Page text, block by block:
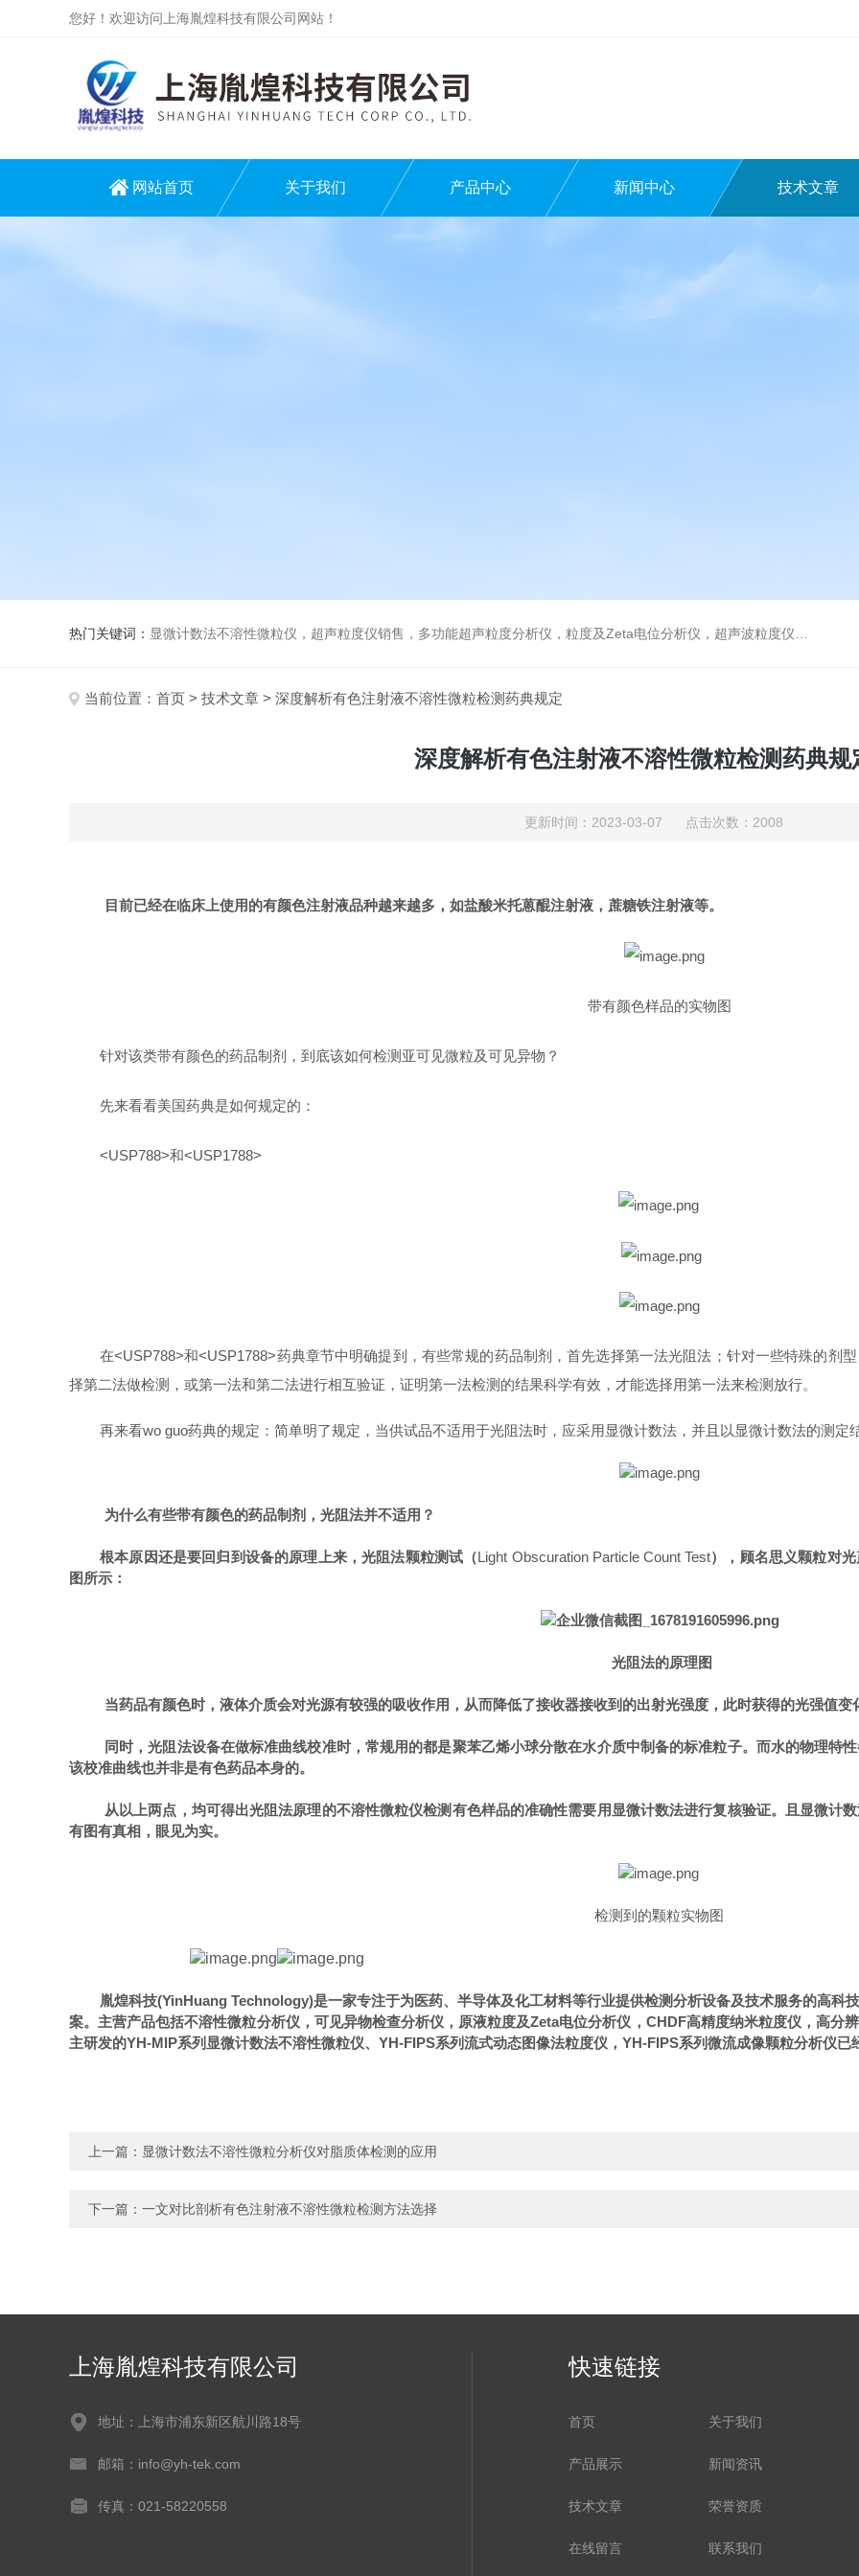
您好！欢迎访问上海胤煌科技有限公司网站！
网站首页 关于我们 产品中心 新闻中心 技术文章
热门关键词： 显微计数法不溶性微粒仪，超声粒度仪销售，多功能超声粒度分析仪，粒度及Zeta电位分析仪，超声波粒度仪，澄清度检查专用伞棚灯，伞棚灯，超声粒度仪超声电位分析仪
当前位置： 首页 > 技术文章 > 深度解析有色注射液不溶性微粒检测药典规定
深度解析有色注射液不溶性微粒检测药典规
更新时间：2023-03-07 点击次数：2008
目前已经在临床上使用的有颜色注射液品种越来越多，如盐酸米托蒽醌注射液，蔗糖铁注射液等。
带有颜色样品的实物图
针对该类带有颜色的药品制剂，到底该如何检测亚可见微粒及可见异物？
先来看看美国药典是如何规定的：
<USP788>和<USP1788>
在<USP788>和<USP1788>药典章节中明确提到，有些常规的药品制剂，首先选择第一法光阻法；针对一些特殊的剂
择第二法做检测，或第一法和第二法进行相互验证，证明第一法检测的结果科学有效，才能选择用第一法来检测放行。
再来看wo guo药典的规定：简单明了规定，当供试品不适用于光阻法时，应采用显微计数法，并且以显微计数法的测定
为什么有些带有颜色的药品制剂，光阻法并不适用？
根本原因还是要回归到设备的原理上来，光阻法颗粒测试（Light Obscuration Particle Count Test），顾名思义颗粒对
图所示：
光阻法的原理图
当药品有颜色时，液体介质会对光源有较强的吸收作用，从而降低了接收器接收到的出射光强度，此时获得的光强值变
同时，光阻法设备在做标准曲线校准时，常规用的都是聚苯乙烯小球分散在水介质中制备的标准粒子。而水的物理特
该校准曲线也并非是有色药品本身的。
从以上两点，均可得出光阻法原理的不溶性微粒仪检测有色样品的准确性需要用显微计数法进行复核验证。且显微计
有图有真相，眼见为实。
检测到的颗粒实物图
胤煌科技(YinHuang Technology)是一家专注于为医药、半导体及化工材料等行业提供检测分析设备及技术服务的高科
案。主营产品包括不溶性微粒分析仪，可见异物检查分析仪，原液粒度及Zeta电位分析仪， CHDF高精度纳米粒度仪，高分
主研发的YH-MIP系列显微计数法不溶性微粒仪、 YH-FIPS系列流式动态图像法粒度仪， YH-FIPS系列微流成像颗粒分析仪已
上一篇： 显微计数法不溶性微粒分析仪对脂质体检测的应用
下一篇： 一文对比剖析有色注射液不溶性微粒检测方法选择
上海胤煌科技有限公司
地址：上海市浦东新区航川路18号
邮箱：info@yh-tek.com
传真：021-58220558
快速链接
首页 关于我们
产品展示 新闻资讯
技术文章 荣誉资质
在线留言 联系我们